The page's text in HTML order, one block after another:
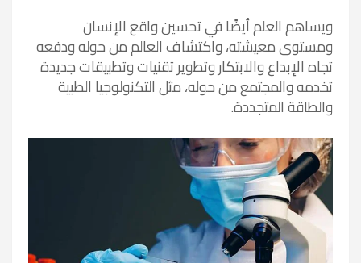
ويساهم العلم أيضًا في تحسين واقع الإنسان
ومستوى معيشته، واكتشاف العالم من حوله ودفعه
تجاه الإبداع والابتكار وتطوير تقنيات وتطبيقات جديدة
تخدمه والمجتمع من حوله، مثل التكنولوجيا الطبية
والطاقة المتجددة.